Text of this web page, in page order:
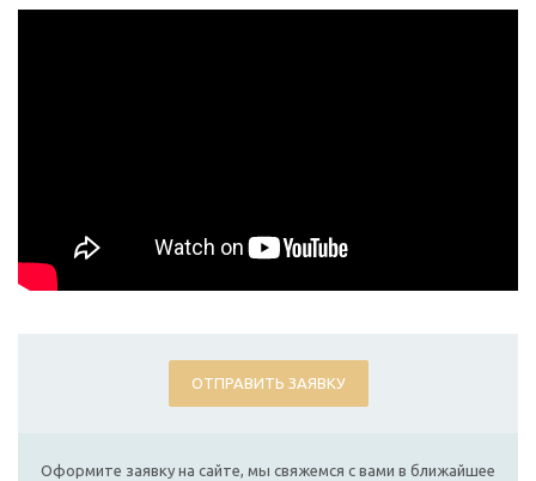
ОТПРАВИТЬ ЗАЯВКУ
Оформите заявку на сайте, мы свяжемся с вами в ближайшее